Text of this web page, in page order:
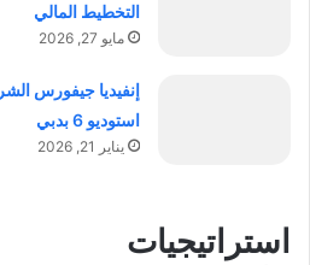
التخطيط المالي
مايو 27, 2026
إنفيديا جيفورس
استوديو 6 بدبي
يناير 21, 2026
استراتيجيات